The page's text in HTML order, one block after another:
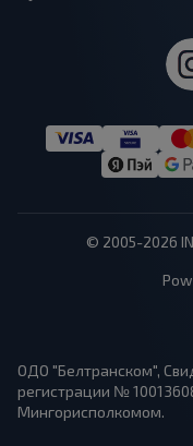
© 2005-2026
ОДО "Белтранском",
регистрации №
Мингорисполкомом.